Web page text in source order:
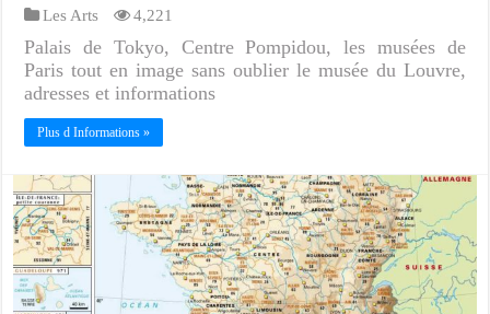
Les Arts 4,221
Palais de Tokyo, Centre Pompidou, les musées de
Paris tout en image sans oublier le musée du Louvre,
adresses et informations
Plus d Informations »